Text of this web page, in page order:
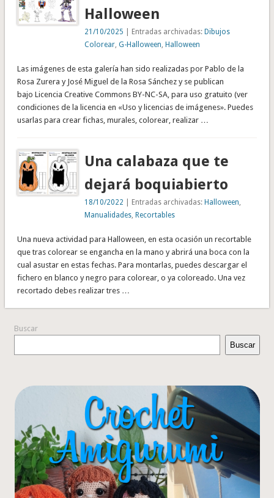
Halloween
21/10/2025 | Entradas archivadas:Dibujos
Colorear ,G-Halloween ,Halloween
Las imágenes de esta galería han sido realizadas por Pablo de la
Rosa Zurera y José Miguel de la Rosa Sánchez y se publican
bajo Licencia Creative Commons BY-NC-SA, para uso gratuito (ver
condiciones de la licencia en «Uso y licencias de imágenes». Puedes
usarlas para crear fichas, murales, colorear, realizar …
Una calabaza que te
dejará boquiabierto
18/10/2022 | Entradas archivadas:Halloween
Manualidades ,Recortables
Una nueva actividad para Halloween, en esta ocasión un recortable
que tras colorear se engancha en la mano y abrirá una boca con la
cual asustar en estas fechas. Para montarlas, puedes descargar el
fichero en blanco y negro para colorear, o ya coloreado. Una vez
recortado debes realizar tres …
Buscar
Buscar